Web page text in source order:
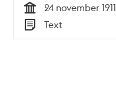
Tid
24 november 1911
Typ
Text